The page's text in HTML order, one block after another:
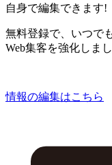
自身で編集できます!
無料登録で、いつで
Web集客を強化しまし
情報の編集はこちら